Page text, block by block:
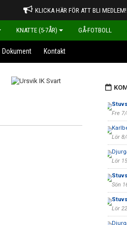
KLICKA HÄR FÖR ATT BLI MEDLEM!
KNATTE (5-7ÅR) GÅ-FOTBOLL
Dokument Kontakt
Fre
Lör
Lör
Sön
Lör